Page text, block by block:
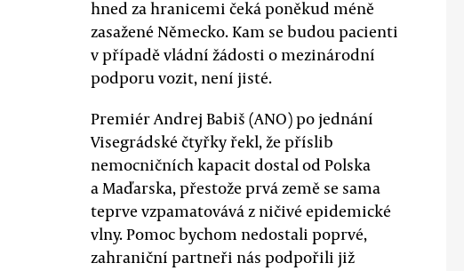
hned za hranicemi čeká poněkud méně
zasažené Německo. Kam se budou pacienti
v případě vládní žádosti o mezinárodní
podporu vozit, není jisté.
Premiér Andrej Babiš (ANO) po jednání
Visegrádské čtyřky řekl, že příslib
nemocničních kapacit dostal od Polska
a Maďarska, přestože prvá země se sama
teprve vzpamatovává z ničivé epidemické
vlny. Pomoc bychom nedostali poprvé,
zahraniční partneři nás podpořili již